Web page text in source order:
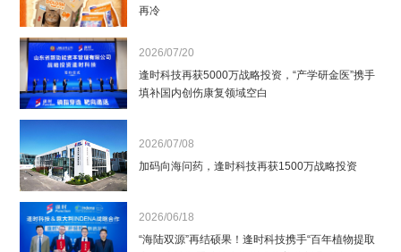
再冷
2026/07/20
逢时科技再获5000万战略投资，“产学研金医”携手
填补国内创伤康复领域空白
2026/07/08
加码向海问药，逢时科技再获1500万战略投资
2026/06/18
“海陆双源”再结硕果！逢时科技携手“百年植物提取